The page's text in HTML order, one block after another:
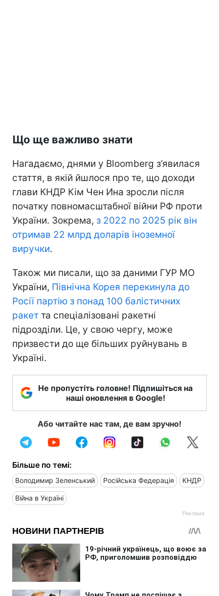
Що ще важливо знати
Нагадаємо, днями у Bloomberg з’явилася
стаття, в якій йшлося про те, що доходи
глави КНДР Кім Чен Ина зросли після
початку повномасштабної війни РФ проти
України. Зокрема, з 2022 по 2025 рік він
отримав 22 млрд доларів іноземної
виручки.
Також ми писали, що за даними ГУР МО
України, Північна Корея перекинула до
Росії партію з понад 100 балістичних
ракет та спеціалізовані ракетні
підрозділи. Це, у свою чергу, може
призвести до ще більших руйнувань в
Україні.
Не пропустіть головне! Підпишіться на
наші оновлення в Google!
Або читайте нас там, де вам зручно!
Більше по темі:
Володимир Зеленський Російська Федерація КНДР
Війна в Україні